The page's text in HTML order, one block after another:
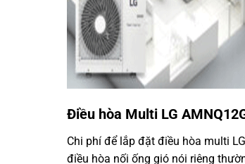
Điều hòa Multi LG
Chi phí để lắp đặt điều hòa multi
điều hòa nối ống gió nói riêng